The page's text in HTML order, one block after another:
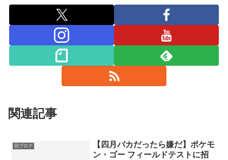
関連記事
旧ブログ
【四月バカだったら嫌だ】ポケモ
ン・ゴー フィールドテストに招